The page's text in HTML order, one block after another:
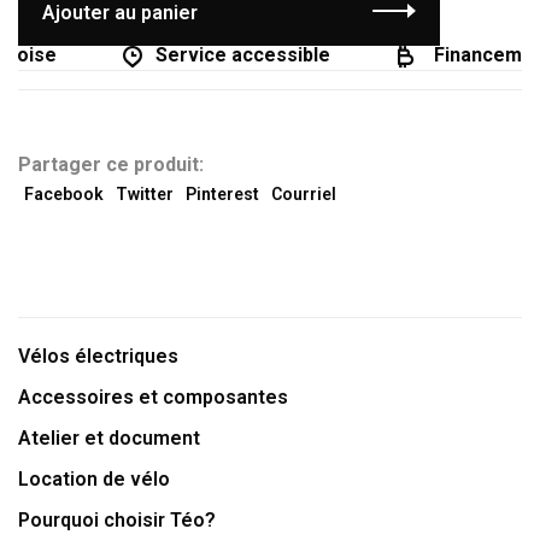
Ajouter au panier
Service accessible
Partager ce produit:
Facebook Twitter Pinterest Courriel
Vélos électriques
Accessoires et composantes
Atelier et document
Location de vélo
Pourquoi choisir Téo?